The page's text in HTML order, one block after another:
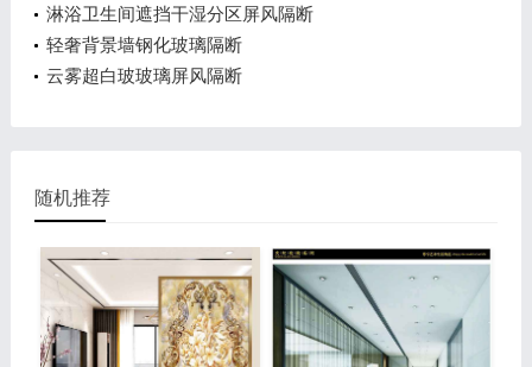
淋浴卫生间遮挡干湿分区屏风隔断
轻奢背景墙钢化玻璃隔断
云雾超白玻玻璃屏风隔断
随机推荐